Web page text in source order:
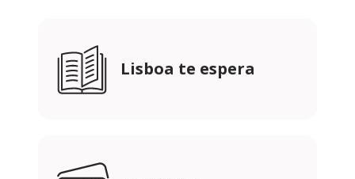
Lisboa te espera